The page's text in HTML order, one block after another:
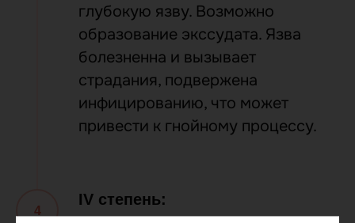
глубокую язву. Возможно
образование экссудата. Язва
болезненна и вызывает
страдания, подвержена
инфицированию, что может
привести к гнойному процессу.
IV степень: